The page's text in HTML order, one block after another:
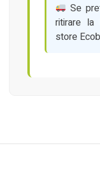
Se
ritirare la
store